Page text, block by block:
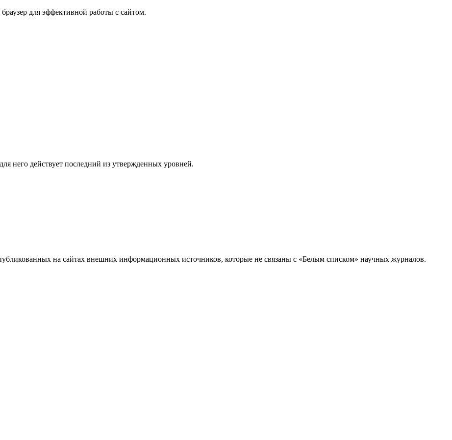
для эффективной работы с сайтом.
него действует последний из утвержденных уровней.
на сайтах внешних информационных источников, которые не связаны с «Белым списком» научных журналов.